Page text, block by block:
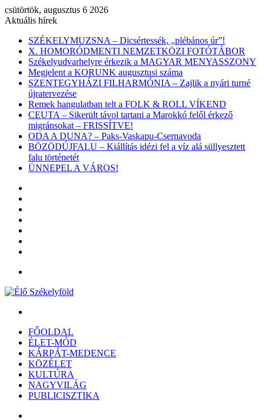
csütörtök, augusztus 6 2026
Aktuális hírek
SZÉKELYMUZSNA – Dicsértessék, „plébános úr”!
X. HOMORÓDMENTI NEMZETKÖZI FOTÓTÁBOR
Székelyudvarhelyre érkezik a MAGYAR MENYASSZONY
Megjelent a KORUNK augusztusi száma
SZENTEGYHÁZI FILHARMÓNIA – Zajlik a nyári turné
újratervezése
Remek hangulatban telt a FOLK & ROLL VÍKEND
CEUTA – Sikerült távol tartani a Marokkó felől érkező
migránsokat – FRISSÍTVE!
ODA A DUNA? – Paks-Vaskapu-Csernavoda
BÖZÖDÚJFALU – Kiállítás idézi fel a víz alá süllyesztett
falu történetét
ÜNNEPEL A VÁROS!
FŐOLDAL
ÉLET-MÓD
KÁRPÁT-MEDENCE
KÖZÉLET
KULTÚRA
NAGYVILÁG
PUBLICISZTIKA